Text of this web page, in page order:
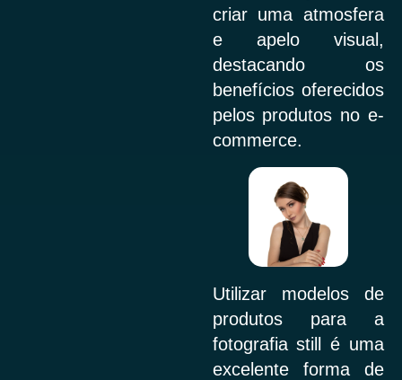
criar uma atmosfera
e apelo visual,
destacando os
benefícios oferecidos
pelos produtos no e-
commerce.
Utilizar modelos de
produtos para a
fotografia still é uma
excelente forma de